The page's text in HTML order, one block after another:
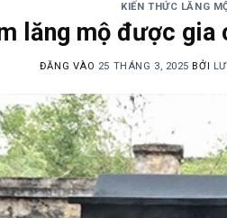
KIẾN THỨC LĂNG
lăng mộ được gia
ĐĂNG VÀO 25 THÁNG 3, 2025 BỞI